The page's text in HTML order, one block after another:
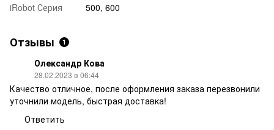
iRobot Серия
500, 600
Отзывы 1
Олександр Кова
28.02.2023 в 06:44
Качество отличное, после оформления заказа перезвонили
уточнили модель, быстрая доставка!
Ответить